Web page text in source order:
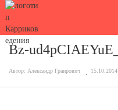
Bz-ud4pCIAEYuE_
Автор: Александр Граирович 15.10.2014